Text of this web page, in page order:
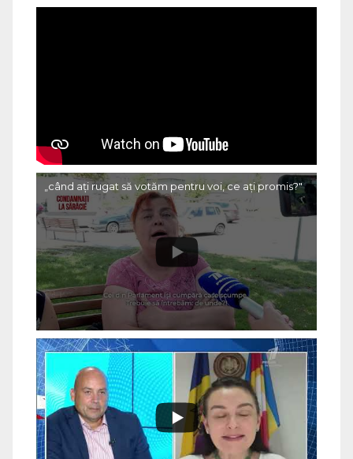
„când ați rugat să votăm pentru voi, ce ați promis?"